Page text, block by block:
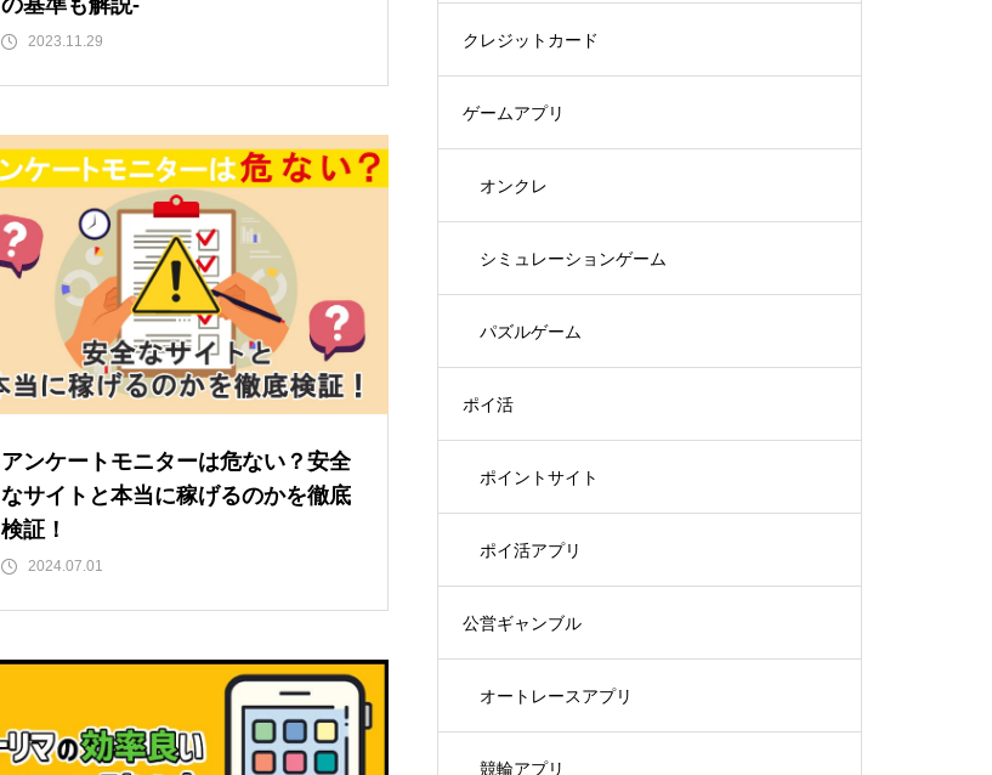
の基準も解説-
2023.11.29
アンケートモニターは危ない？安全
なサイトと本当に稼げるのかを徹底
検証！
2024.07.01
クレジットカード
ゲームアプリ
オンクレ
シミュレーションゲーム
パズルゲーム
ポイ活
ポイントサイト
ポイ活アプリ
公営ギャンブル
オートレースアプリ
競輪アプリ